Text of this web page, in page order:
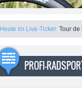
Heute im Live-Ticker: Tour de
PROFI-
Twitter
Newsletter: